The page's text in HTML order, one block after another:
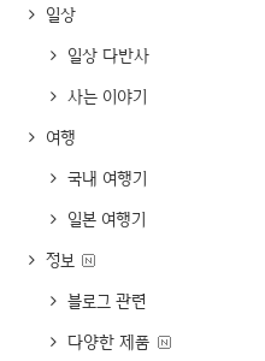
일상
일상 다반사
사는 이야기
여행
국내 여행기
일본 여행기
정보
블로그 관련
다양한 제품